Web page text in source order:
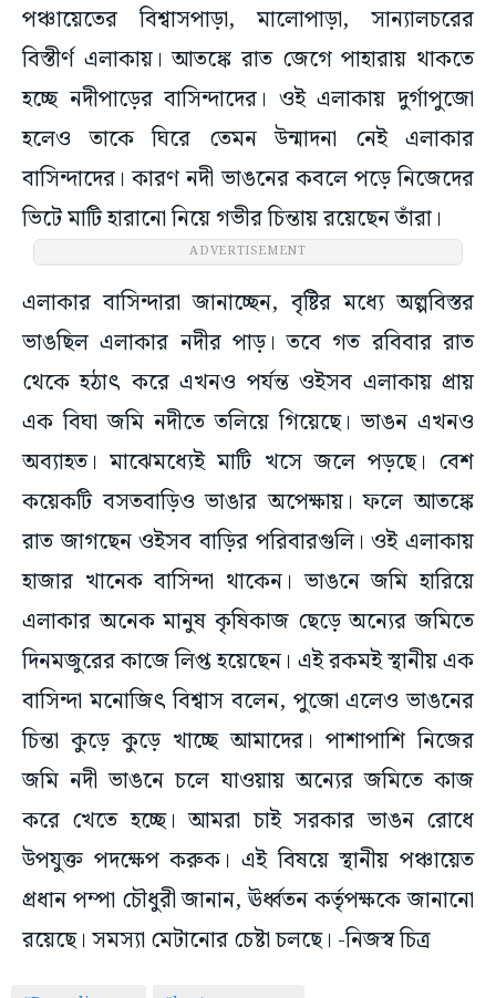
পঞ্চায়েতের বিশ্বাসপাড়া, মালোপাড়া, স‍ান‍্যালচরের
বিস্তীর্ণ এলাকায়। আতঙ্কে রাত জেগে পাহারায় থাকতে
হচ্ছে নদীপাড়ের বাসিন্দাদের। ওই এলাকায় দুর্গাপুজো
হলেও তাকে ঘিরে তেমন উন্মাদনা নেই এলাকার
বাসিন্দাদের। কারণ নদী ভাঙনের কবলে পড়ে নিজেদের
ভিটে মাটি হারানো নিয়ে গভীর চিন্তায় রয়েছেন তাঁরা।
ADVERTISEMENT
এলাকার বাসিন্দারা জানাচ্ছেন, বৃষ্টির মধ্যে অল্পবিস্তর
ভাঙছিল এলাকার নদীর পাড়। তবে গত রবিবার রাত
থেকে হঠাৎ করে এখনও পর্যন্ত ওইসব এলাকায় প্রায়
এক বিঘা জমি নদীতে তলিয়ে গিয়েছে। ভাঙন এখনও
অব্যাহত। মাঝেমধ্যেই মাটি খসে জলে পড়ছে। বেশ
কয়েকটি বসতবাড়িও ভাঙার অপেক্ষায়। ফলে আতঙ্কে
রাত জাগছেন ওইসব বাড়ির পরিবারগুলি। ওই এলাকায়
হাজার খানেক বাসিন্দা থাকেন। ভাঙনে জমি হারিয়ে
এলাকার অনেক মানুষ কৃষিকাজ ছেড়ে অন্যের জমিতে
দিনমজুরের কাজে লিপ্ত হয়েছেন। এই রকমই স্থানীয় এক
বাসিন্দা মনোজিৎ বিশ্বাস বলেন, পুজো এলেও ভাঙনের
চিন্তা কুড়ে কুড়ে খাচ্ছে আমাদের। পাশাপাশি নিজের
জমি নদী ভাঙনে চলে যাওয়ায় অন্যের জমিতে কাজ
করে খেতে হচ্ছে। আমরা চাই সরকার ভাঙন রোধে
উপযুক্ত পদক্ষেপ করুক। এই বিষয়ে স্থানীয় পঞ্চায়েত
প্রধান পম্পা চৌধুরী জানান, ঊর্ধ্বতন কর্তৃপক্ষকে জানানো
রয়েছে। সমস্যা মেটানোর চেষ্টা চলছে। -নিজস্ব চিত্র